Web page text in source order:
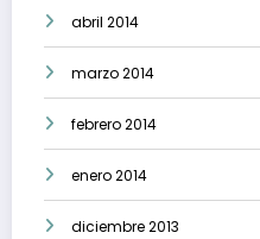
abril 2014
marzo 2014
febrero 2014
enero 2014
diciembre 2013